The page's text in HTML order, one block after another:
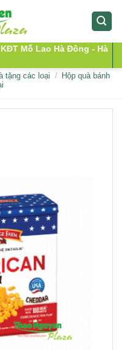
Mỗ Lao Hà Đông - Hà
tặng các loại /
Hộp quà bánh